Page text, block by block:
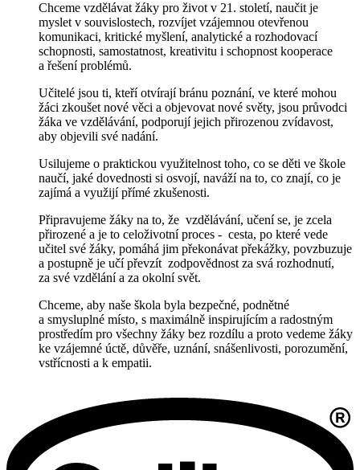
Chceme vzdělávat žáky pro život v 21. století, naučit je
myslet v souvislostech, rozvíjet vzájemnou otevřenou
komunikaci, kritické myšlení, analytické a rozhodovací
schopnosti, samostatnost, kreativitu i schopnost kooperace
a řešení problémů.
Učitelé jsou ti, kteří otvírají bránu poznání, ve které mohou
žáci zkoušet nové věci a objevovat nové světy, jsou průvodci
žáka ve vzdělávání, podporují jejich přirozenou zvídavost,
aby objevili své nadání.
Usilujeme o praktickou využitelnost toho, co se děti ve škole
naučí, jaké dovednosti si osvojí, naváží na to, co znají, co je
zajímá a využijí přímé zkušenosti.
Připravujeme žáky na to, že vzdělávání, učení se, je zcela
přirozené a je to celoživotní proces - cesta, po které vede
učitel své žáky, pomáhá jim překonávat překážky, povzbuzuje
a postupně je učí převzít zodpovědnost za svá rozhodnutí,
za své vzdělání a za okolní svět.
Chceme, aby naše škola byla bezpečné, podnětné
a smysluplné místo, s maximálně inspirujícím a radostným
prostředím pro všechny žáky bez rozdílu a proto vedeme žáky
ke vzájemné úctě, důvěře, uznání, snášenlivosti, porozumění,
vstřícnosti a k empatii.